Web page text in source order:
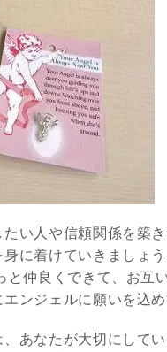
い人や信頼関係を築
に着けていきましょ
と仲良くできて、お互
ンジェルに願いを込
あなたが大切にして